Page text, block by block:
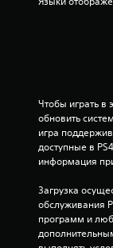
Чтобы играть в
обновить
игра
доступные в
информация
Загрузка
обслуживания
программ и